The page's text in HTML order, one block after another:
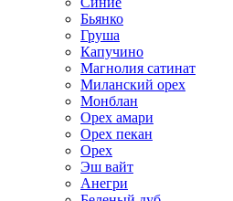
Бьянко
Груша
Капучино
Магнолия сатинат
Миланский орех
Монблан
Орех амари
Орех пекан
Орех
Эш вайт
Анегри